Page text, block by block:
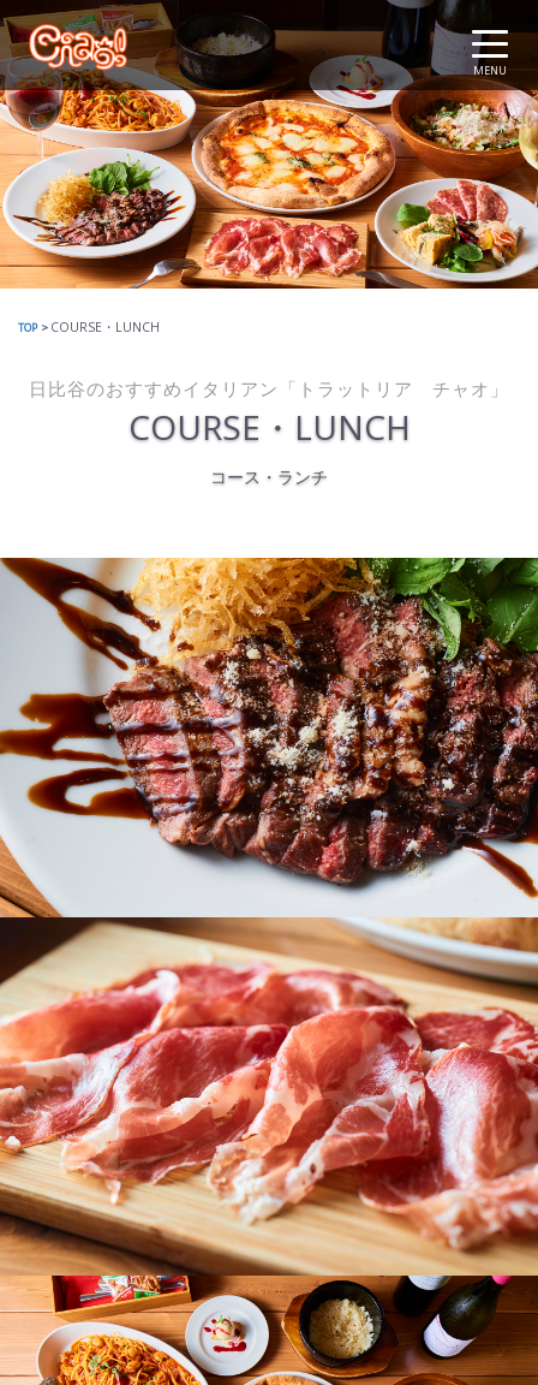
MENU
TOP > COURSE・LUNCH
日比谷のおすすめイタリアン「トラットリア チャオ」
COURSE・LUNCH
コース・ランチ